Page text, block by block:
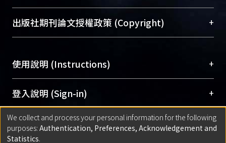
To permanently archive and promote researcher
profiles and scholarly works, Library integrates the
services of “NTU Repository” with “Academic
開放取用是從使用者角度提升資訊取用性的社會運
動，應用在學術研究上是透過將研究著作公開供使
用逐年攀升。同時可加速研究發展、提升研究影響
Archive）平台。 （點選深入了解OA）
出版社期刊論文授權政策 (Copyright) +
含部分內容的版權非匯入者所有，或由第三方贊
助與合作完成，請確認該版權所有者及第三方同
意提供此授權。
Please represent that the submission is your
original work, and that you have the right to
grant the rights to upload.
使用說明 (Instructions) +
網站簡介(Quickstart Guide)
使用手冊(Instruction Manual)
線上預約服務(Booking Service)
登入說明 (Sign-in) +
方案一：臺灣大學計算機中心帳號登入
(With C&INC Email Account)
匯入著作 (Submission) +
We collect and process your personal information for the following
purposes: Authentication, Preferences, Acknowledgement and
Statistics.